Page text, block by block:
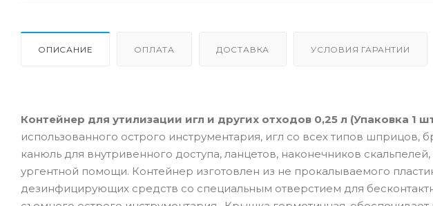
ОПИСАНИЕ ОПЛАТА ДОСТАВКА УСЛОВИЯ ГАРАНТИИ
Контейнер для утилизации игл и других отходов 0,25 л (Упаковка 1
использованного острого инструментария, игл со всех типов шприцов,
канюль для внутривенного доступа, ланцетов, наконечников
ургентной помощи. Контейнер изготовлен из не прокалываемого
дезинфицирующих средств со специальным отверстием для